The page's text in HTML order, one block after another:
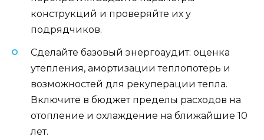
конструкций и проверяйте их у
подрядчиков.
Сделайте базовый энергоаудит: оценка
утепления, амортизации теплопотерь и
возможностей для рекуперации тепла.
Включите в бюджет пределы расходов на
отопление и охлаждение на ближайшие 10
лет.